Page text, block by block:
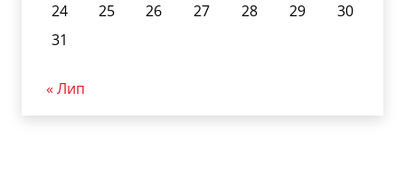
24
25 26 27 28 29
30
31
« Лип